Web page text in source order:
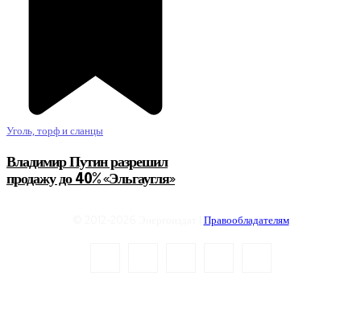
Уголь, торф и сланцы
Владимир Путин разрешил
продажу до 40% «Эльгаугля»
Правообладателям